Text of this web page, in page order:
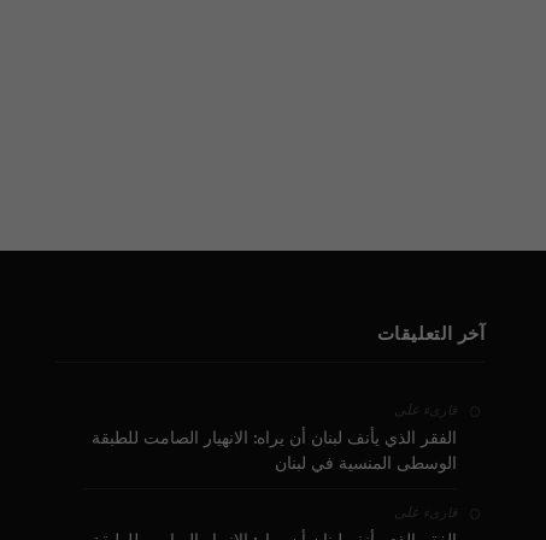
آخر التعليقات
قارىء على
الفقر الذي يأنف لبنان أن يراه: الانهيار الصامت للطبقة
الوسطى المنسية في لبنان
قارىء على